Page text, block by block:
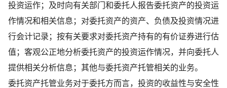
投资运作；及时向有关部门和委托人报告委托资产的投资运
作情况和相关信息；对委托资产的资产、负债及投资情况进
行会计记录；按有关要求对委托资产持有的有价证券进行估
值；客观公正地分析委托资产的投资运作情况，并向委托人
提供相关分析信息；其他与委托资产托管相关的业务。
委托资产托管业务对于委托方而言，投资的收益性与安全性